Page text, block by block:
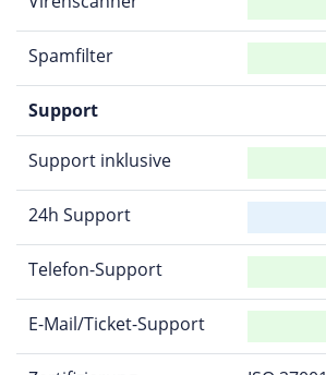
Spamfilter
Support
Support inklusive
24h Support
Telefon-Support
E-Mail/Ticket-Support